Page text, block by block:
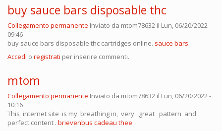
buy sauce bars disposable thc
Collegamento permanente Inviato da mtom78632 il Lun, 06/20/2022 -
09:46
buy sauce bars disposable thc cartridges online. sauce bars
Accedi o registrati per inserire commenti.
mtom
Collegamento permanente Inviato da mtom78632 il Lun, 06/20/2022 -
10:16
This internet site is my breathing in, very great pattern and
perfect content . brievenbus cadeau thee